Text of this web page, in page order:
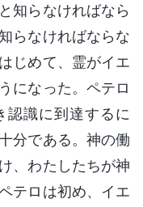
知らなければなら
らなければならな
じめて、霊がイエ
になった。ペテロ
認識に到達するに
分である。神の働
、わたしたちが神
テロは初め、イエ